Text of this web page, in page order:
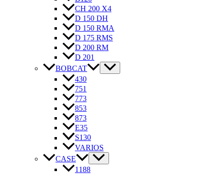
CH 200 X4
D 150 DH
D 150 RMA
D 175 RMS
D 200 RM
D 201
BOBCAT
430
751
773
853
873
E35
S130
VARIOS
CASE
1188